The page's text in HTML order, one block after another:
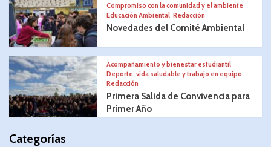
Compromiso con la comunidad y el ambiente
Educación Ambiental Redacción
Novedades del Comité Ambiental
Acompañamiento y bienestar estudiantil
Deporte, vida saludable y trabajo en equipo
Redacción
Primera Salida de Convivencia para
Primer Año
Categorías